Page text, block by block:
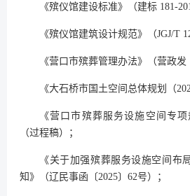
《殡仪馆建设标准》（建标 181-
《殡仪馆建筑设计规范》（JGJ/T
《营口市殡葬管理办法》（营政发
《大石桥市国土空间总体规划（
《营口市殡葬服务设施空间专项
（过程稿）；
《关于加强殡葬服务设施空间布
知》（辽民事函〔2025〕62号）；